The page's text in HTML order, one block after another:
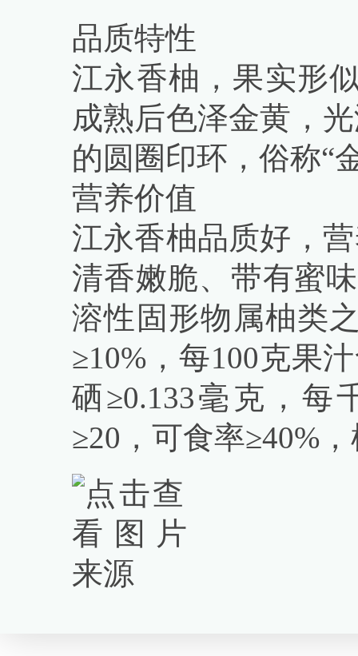
品质特性
江永香柚，果实形
成熟后色泽金黄，
的圆圈印环，俗称“
营养价值
江永香柚品质好，
清香嫩脆、带有蜜
溶性固形物属柚类
≥10%，每100克果
硒≥0.133毫克，每
≥20，可食率≥40%